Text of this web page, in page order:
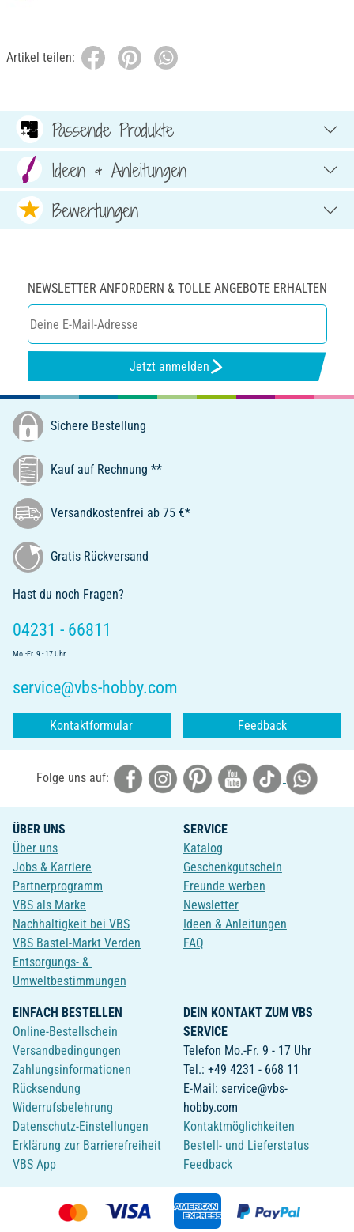
Artikel teilen:
Passende Produkte
Ideen & Anleitungen
Bewertungen
NEWSLETTER ANFORDERN & TOLLE ANGEBOTE ERHALTEN
Jetzt anmelden
Sichere Bestellung
Kauf auf Rechnung **
Versandkostenfrei ab 75 €*
Gratis Rückversand
Hast du noch Fragen?
04231 - 66811
Mo.-Fr. 9 - 17 Uhr
service@vbs-hobby.com
Kontaktformular Feedback
Folge uns auf:
ÜBER UNS
Über uns
Jobs & Karriere
Partnerprogramm
VBS als Marke
Nachhaltigkeit bei VBS
VBS Bastel-Markt Verden
Entsorgungs- &
Umweltbestimmungen
SERVICE
Katalog
Geschenkgutschein
Freunde werben
Newsletter
Ideen & Anleitungen
FAQ
EINFACH BESTELLEN
Online-Bestellschein
Versandbedingungen
Zahlungsinformationen
Rücksendung
Widerrufsbelehrung
Datenschutz-Einstellungen
Erklärung zur Barrierefreiheit
VBS App
DEIN KONTAKT ZUM VBS
SERVICE
Telefon Mo.-Fr. 9 - 17 Uhr
Tel.: +49 4231 - 668 11
E-Mail: service@vbs-
hobby.com
Kontaktmöglichkeiten
Bestell- und Lieferstatus
Feedback